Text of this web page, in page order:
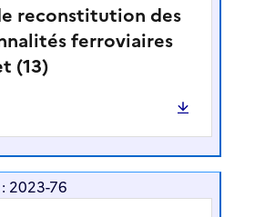
reconstitution des
ferroviaires
(13)
2023-76